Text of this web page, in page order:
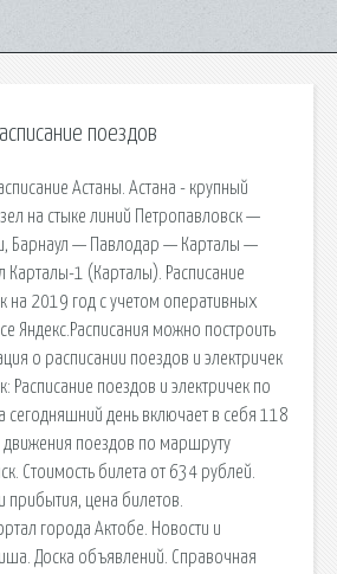
поездов
Астаны. Астана - крупный
на стыке линий Петропавловск —
Барнаул — Павлодар — Карталы —
Карталы-1 (Карталы). Расписание
на 2019 год с учетом оперативных
Яндекс.Расписания можно построить
о расписании поездов и электричек
Расписание поездов и электричек по
сегодняшний день включает в себя 118
движения поездов по маршруту
Стоимость билета от 634 рублей.
прибытия, цена билетов.
города Актобе. Новости и
Доска объявлений. Справочная